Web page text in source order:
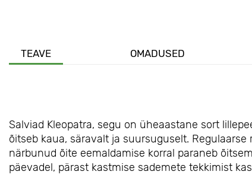
TEAVE OMADUSED
Salviad Kleopatra, segu on üheaastane sort
õitseb kaua, säravalt ja suursuguselt.
närbunud õite eemaldamise korral paraneb
päevadel, pärast kastmise sademete tekkimist